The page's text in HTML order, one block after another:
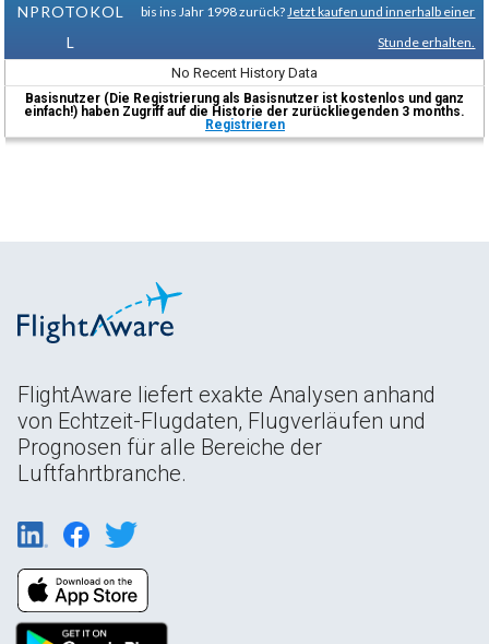
NPROTOKOL
L
bis ins Jahr 1998 zurück? Jetzt kaufen und innerhalb einer
Stunde erhalten.
No Recent History Data
Basisnutzer (Die Registrierung als Basisnutzer ist kostenlos und ganz
einfach!) haben Zugriff auf die Historie der zurückliegenden 3 months.
Registrieren
FlightAware liefert exakte Analysen anhand
von Echtzeit-Flugdaten, Flugverläufen und
Prognosen für alle Bereiche der
Luftfahrtbranche.